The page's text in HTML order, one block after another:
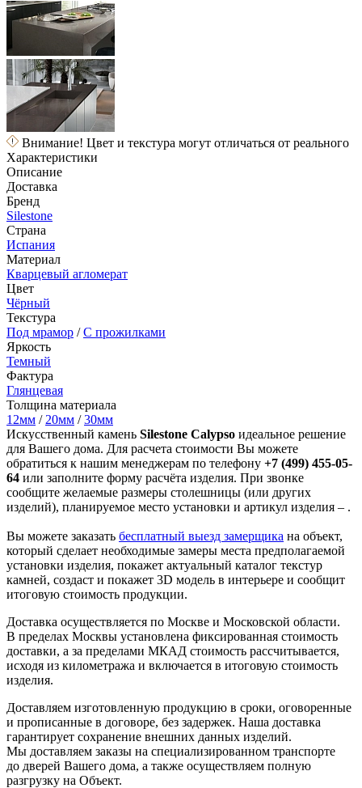
Внимание! Цвет и текстура могут отличаться от реального
Характеристики
Описание
Доставка
Бренд
Silestone
Страна
Испания
Материал
Кварцевый агломерат
Цвет
Чёрный
Текстура
Под мрамор /С прожилками
Яркость
Темный
Фактура
Глянцевая
Толщина материала
12мм / 20мм /30мм
Искусственный камень Silestone Calypso идеальное решение
для Вашего дома. Для расчета стоимости Вы можете
обратиться к нашим менеджерам по телефону +7 (499) 455-05-
64 или заполните форму расчёта изделия. При звонке
сообщите желаемые размеры столешницы (или других
изделий), планируемое место установки и артикул изделия – .
Вы можете заказать бесплатный выезд замерщика на объект,
который сделает необходимые замеры места предполагаемой
установки изделия, покажет актуальный каталог текстур
камней, создаст и покажет 3D модель в интерьере и сообщит
итоговую стоимость продукции.
Доставка осуществляется по Москве и Московской области.
В пределах Москвы установлена фиксированная стоимость
доставки, а за пределами МКАД стоимость рассчитывается,
исходя из километража и включается в итоговую стоимость
изделия.
Доставляем изготовленную продукцию в сроки, оговоренные
и прописанные в договоре, без задержек. Наша доставка
гарантирует сохранение внешних данных изделий.
Мы доставляем заказы на специализированном транспорте
до дверей Вашего дома, а также осуществляем полную
разгрузку на Объект.